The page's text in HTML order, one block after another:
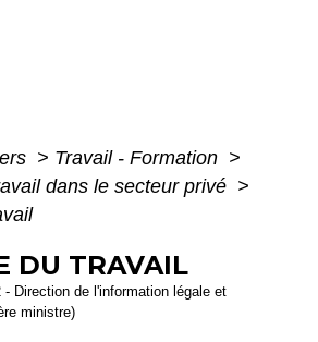
> Travail - Formation >
dans le secteur privé >
DU TRAVAIL
Direction de l'information légale et
ministre)